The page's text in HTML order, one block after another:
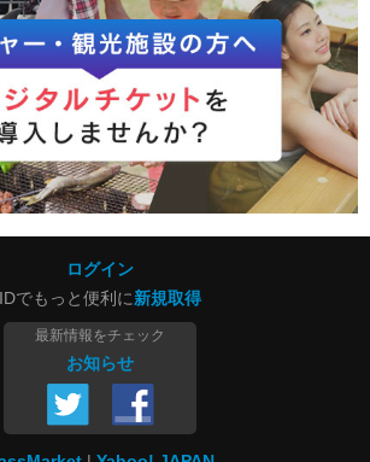
ログイン
IDでもっと便利に新規取得
最新情報をチェック
お知らせ